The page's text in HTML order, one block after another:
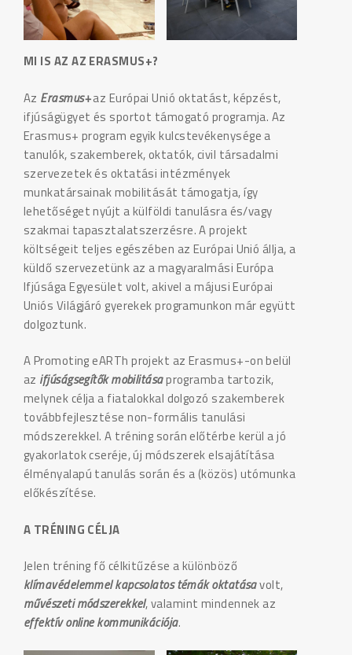
MI IS AZ AZ ERASMUS+?
Az Erasmus+az Európai Unió oktatást, képzést,
ifjúságügyet és sportot támogató programja. Az
Erasmus+ program egyik kulcstevékenysége a
tanulók, szakemberek, oktatók, civil társadalmi
szervezetek és oktatási intézmények
munkatársainak mobilitását támogatja, így
lehetőséget nyújt a külföldi tanulásra és/vagy
szakmai tapasztalatszerzésre. A projekt
költségeit teljes egészében az Európai Unió állja, a
küldő szervezetünk az a magyaralmási Európa
Ifjúsága Egyesület volt, akivel a májusi Európai
Uniós Világjáró gyerekek programunkon már együtt
dolgoztunk.
A Promoting eARTh projekt az Erasmus+-on belül
az ifjúságsegítők mobilitásaprogramba tartozik,
melynek célja a fiatalokkal dolgozó szakemberek
továbbfejlesztése non-formális tanulási
módszerekkel. A tréning során előtérbe kerül a jó
gyakorlatok cseréje, új módszerek elsajátítása
élményalapú tanulás során és a (közös) utómunka
előkészítése.
A TRÉNING CÉLJA
Jelen tréning fő célkitűzése a különböző
klímavédelemmel kapcsolatos témák oktatásavolt,
művészeti módszerekkel, valamint mindennek az
effektív online kommunikációja.